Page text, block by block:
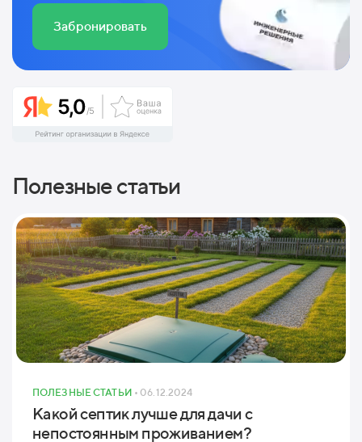
Забронировать
Полезные статьи
ПОЛЕЗНЫЕ СТАТЬИ • 06.12.2024
Какой септик лучше для дачи с
непостоянным проживанием?